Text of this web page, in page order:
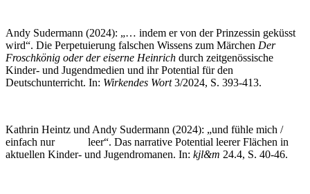
Andy Sudermann (2024): „… indem er von der Prinzessin geküsst
wird“. Die Perpetuierung falschen Wissens zum Märchen Der
Froschkönig oder der eiserne Heinrich durch zeitgenössische
Kinder- und Jugendmedien und ihr Potential für den
Deutschunterricht. In: Wirkendes Wort3/2024, S. 393-413.
Kathrin Heintz und Andy Sudermann (2024): „und fühle mich /
einfach nur leer“. Das narrative Potential leerer Flächen in
aktuellen Kinder- und Jugendromanen. In: kjl&m 24.4, S. 40-46.